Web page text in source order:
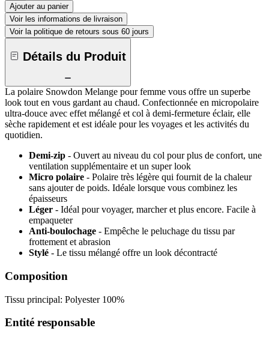
Ajouter au panier
Voir les informations de livraison
Voir la politique de retours sous 60 jours
Détails du Produit
La polaire Snowdon Melange pour femme vous offre un superbe
look tout en vous gardant au chaud. Confectionnée en micropolaire
ultra-douce avec effet mélangé et col à demi-fermeture éclair, elle
sèche rapidement et est idéale pour les voyages et les activités du
quotidien.
Demi-zip - Ouvert au niveau du col pour plus de confort, une
ventilation supplémentaire et un super look
Micro polaire - Polaire très légère qui fournit de la chaleur
sans ajouter de poids. Idéale lorsque vous combinez les
épaisseurs
Léger - Idéal pour voyager, marcher et plus encore. Facile à
empaqueter
Anti-boulochage - Empêche le peluchage du tissu par
frottement et abrasion
Stylé - Le tissu mélangé offre un look décontracté
Composition
Tissu principal: Polyester 100%
Entité responsable